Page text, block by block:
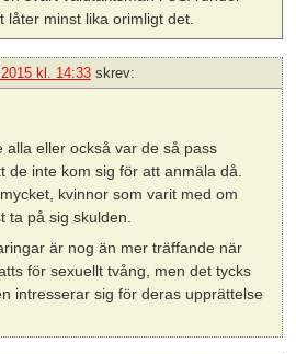
minst lika orimligt det.
kl. 14:33 skrev:
alla eller också var de så pass
de inte kom sig för att anmäla då.
kvinnor som varit med om
ta på sig skulden.
är nog än mer träffande när
för sexuellt tvång, men det tycks
intresserar sig för deras upprättelse